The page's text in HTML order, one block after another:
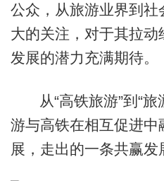
公众，从旅游业界到社
大的关注，对于其拉
发展的潜力充满期待。
从“高铁旅游”到“
游与高铁在相互促进中
展，走出的一条共赢发